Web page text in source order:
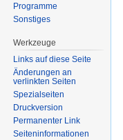
Programme
Sonstiges
Werkzeuge
Links auf diese Seite
Änderungen an
verlinkten Seiten
Spezialseiten
Druckversion
Permanenter Link
Seiten­informationen